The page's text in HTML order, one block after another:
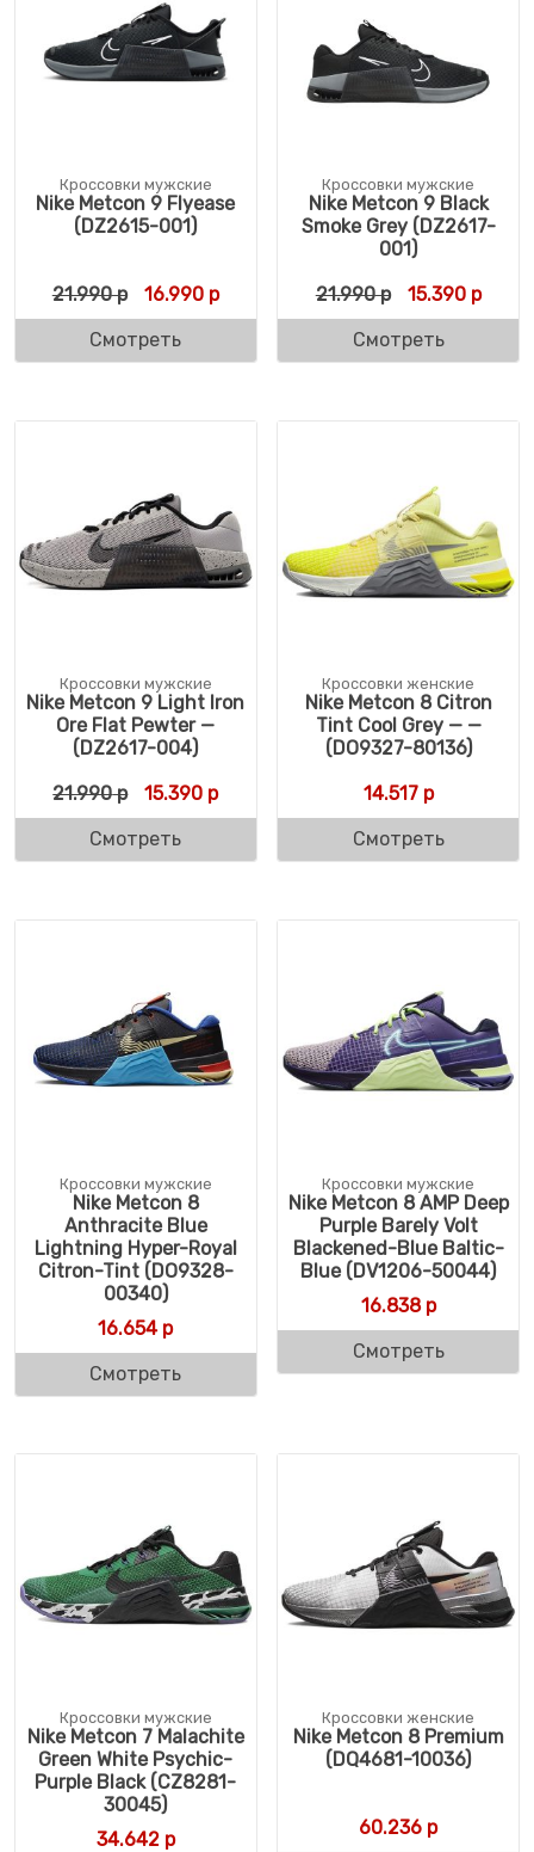
Кроссовки мужские
Nike Metcon 9 Flyease
(DZ2615-001)
21.990р Первоначальная цена составляла 21.990
16.990рТекущая цена: 16.990 р.
Смотреть
Кроссовки мужские
Nike Metcon 9 Black
Smoke Grey (DZ2617-
001)
21.990р 15.390р
Смотреть
Кроссовки мужские
Nike Metcon 9 Light Iron
Ore Flat Pewter —
(DZ2617-004)
21.990р Первоначальная цена составляла 21.990
15.390 рТекущая цена: 15.390 р.
Смотреть
Кроссовки женские
Nike Metcon 8 Citron
Tint Cool Grey — —
(DO9327-80136)
14.517р
Смотреть
Кроссовки мужские
Nike Metcon 8
Anthracite Blue
Lightning Hyper-Royal
Citron-Tint (DO9328-
00340)
16.654р
Смотреть
Кроссовки мужские
Nike Metcon 8 AMP Deep
Purple Barely Volt
Blackened-Blue Baltic-
Blue (DV1206-50044)
16.838р
Смотреть
Кроссовки мужские
Nike Metcon 7 Malachite
Green White Psychic-
Purple Black (CZ8281-
30045)
34.642р
Кроссовки женские
Nike Metcon 8 Premium
(DQ4681-10036)
60.236 р